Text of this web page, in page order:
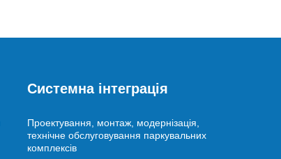
Системна інтеграція
Проектування, монтаж, модернізація,
технічне обслуговування паркувальних
комплексів